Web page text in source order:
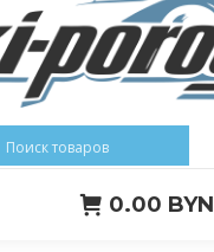
0.00 BYN